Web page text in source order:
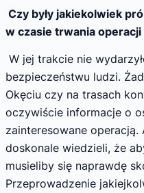
Czy były jakiekolwiek
w czasie trwania operacji
W jej trakcie nie
bezpieczeństwu ludzi.
Okęciu czy na trasach
oczywiście informacje o
zainteresowane
doskonale wiedzieli, że
musieliby się naprawdę
Przeprowadzenie